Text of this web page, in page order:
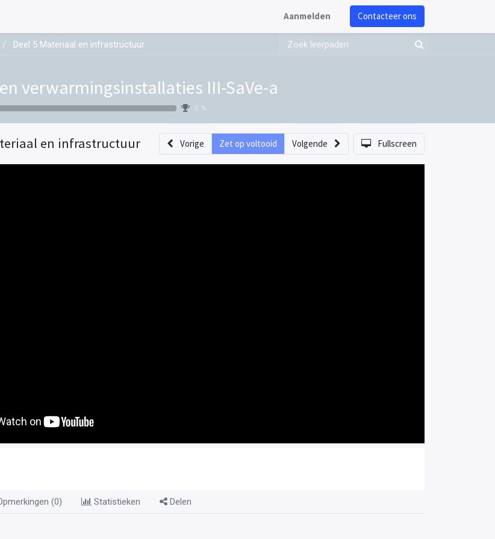
Aanmelden Contacteer ons
Deel 5 Materiaal en infrastructuur
verwarmingsinstallaties III-SaVe-a
0 %
en infrastructuur Vorige Zet op voltooid Volgende Fullscreen
(0) Statistieken Delen